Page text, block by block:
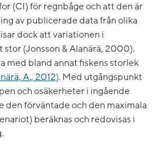
(CI) för regnbåge och att den är
av publicerade data från olika
dock att variationen i
(Jonsson & Alanärä, 2000).
med bland annat fiskens storlek
A., 2012). Med utgångspunkt
och osäkerheter i ingående
den förväntade och den maximala
beräknas och redovisas i